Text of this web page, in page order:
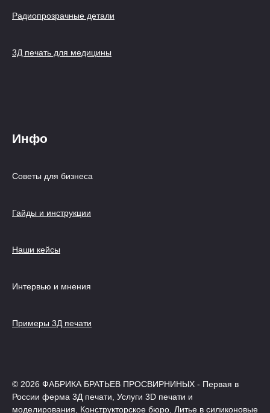
Радиопрозрачные детали
3Д печать для медицины
Инфо
Советы для бизнеса
Гайды и инструкции
Наши кейсы
Интервью и мнения
Примеры 3Д печати
© 2026 ФАБРИКА БРАТЬЕВ ПРОСВИРНИНЫХ - Первая в
России ферма 3Д печати, Услуги 3D печати и
моделирования, Конструкторское бюро, Литье в силиконовые